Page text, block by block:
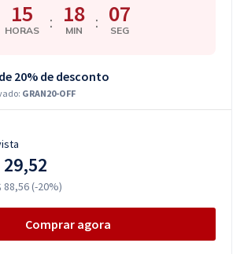
15
HORAS : 18
MIN : 06
SEG
20% de desconto
GRAN20-OFF
29,52
(-20%)
Comprar agora